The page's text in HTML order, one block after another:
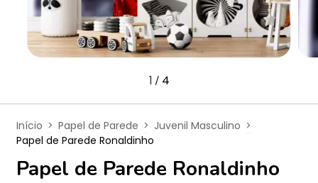
1/ 4
Início > Papel de Parede > Juvenil Masculino >
Papel de Parede Ronaldinho
Papel de Parede Ronaldinho